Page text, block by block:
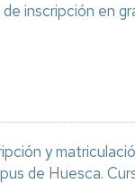
inscripción en
y
de Huesca.